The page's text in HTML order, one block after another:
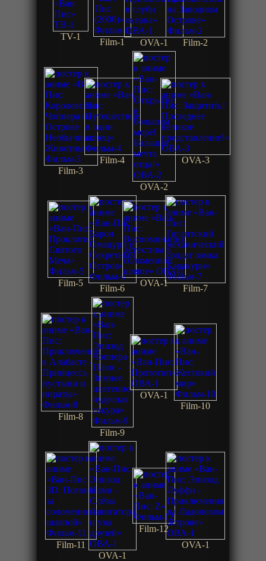
TV-1
Film-1 OVA-1 Film-2
Film-3
Film-4
OVA-2
OVA-3
Film-5
Film-6
OVA-1
Film-7
Film-8
Film-9
OVA-1
Film-10
Film-11
OVA-1
Film-12
OVA-1